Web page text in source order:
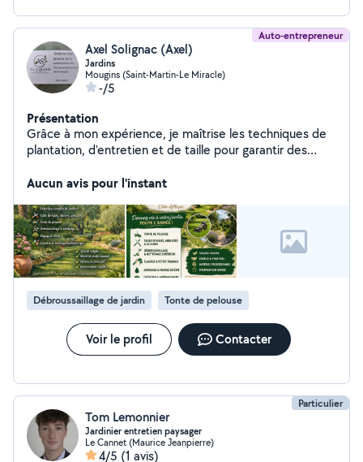
Auto-entrepreneur
Axel Solignac (Axel)
Jardins
Mougins (Saint-Martin-Le Miracle)
-/5
Présentation
Grâce à mon expérience, je maîtrise les techniques de
plantation, d'entretien et de taille pour garantir des
sais m'adapter aux saisons et aux besoins spécifiques
Aucun avis pour l'instant
Débroussaillage de jardin Tonte de pelouse
Voir le profil Contacter
Particulier
Tom Lemonnier
Jardinier entretien paysager
Le Cannet (Maurice Jeanpierre)
4/5 (1 avis)